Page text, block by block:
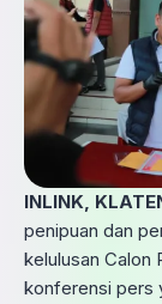
INLINK,
penipuan dan
kelulusan Calon
konferensi pers